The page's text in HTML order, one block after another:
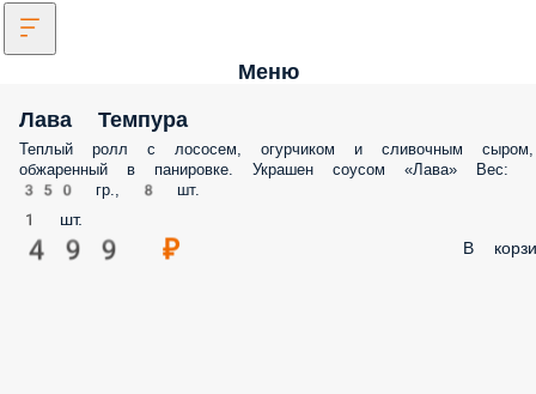
Меню
Лава Темпура
Теплый ролл с лососем, огурчиком и сливочным сыром,
обжаренный в панировке. Украшен соусом «Лава» Вес:
350 гр., 8 шт.
1 шт.
499 ₽ В